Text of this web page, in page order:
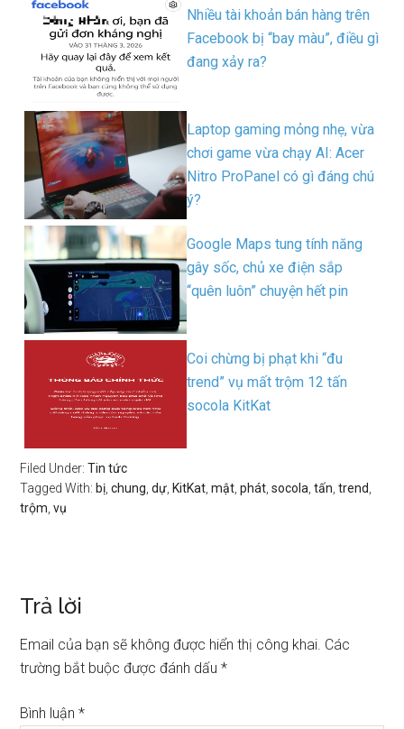
Nhiều tài khoản bán hàng trên
Facebook bị “bay màu”, điều gì
đang xảy ra?
Laptop gaming mỏng nhẹ, vừa
chơi game vừa chạy AI: Acer
Nitro ProPanel có gì đáng chú
ý?
Google Maps tung tính năng
gây sốc, chủ xe điện sắp
“quên luôn” chuyện hết pin
Coi chừng bị phạt khi “đu
trend” vụ mất trộm 12 tấn
socola KitKat
Filed Under:Tin tức
Tagged With: bị ,chung ,dự KitKat ,mật ,phát ,socola ,tấn ,trend
trộm ,vụ
Trả lời
Email của bạn sẽ không được hiển thị công khai. Các
trường bắt buộc được đánh dấu*
Bình luận*